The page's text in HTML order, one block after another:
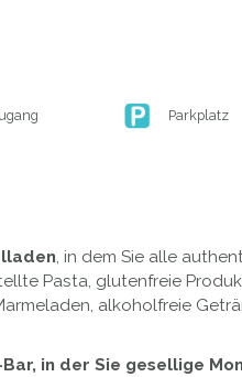
Parkplatz
, in dem Sie alle
Pasta, glutenfreie
alkoholfreie
in der Sie gesellige